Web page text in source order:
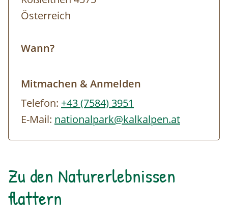
Österreich
Wann?
Mitmachen & Anmelden
Telefon: +43 (7584) 3951
E-Mail: nationalpark@kalkalpen.at
Zu den Naturerlebnissen
flattern